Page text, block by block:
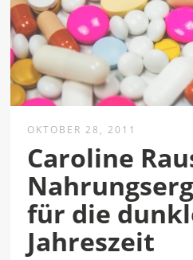
OKTOBER 28, 2011
Caroline
für die
Jahreszeit